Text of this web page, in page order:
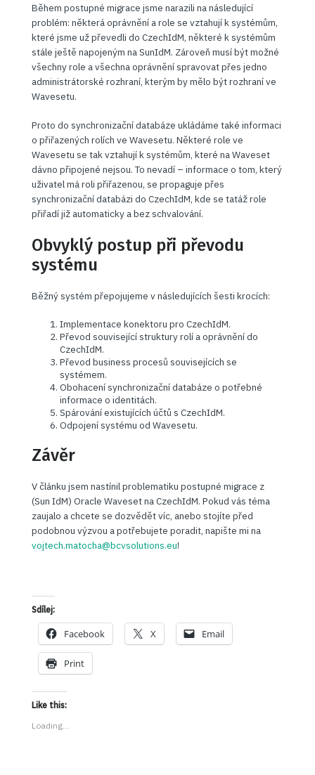
Během postupné migrace jsme narazili na následující
problém: některá oprávnění a role se vztahují k systémům,
které jsme už převedli do CzechIdM, některé k systémům
stále ještě napojeným na SunIdM. Zároveň musí být možné
všechny role a všechna oprávnění spravovat přes jedno
administrátorské rozhraní, kterým by mělo být rozhraní ve
Wavesetu.
Proto do synchronizační databáze ukládáme také informaci
o přiřazených rolích ve Wavesetu. Některé role ve
Wavesetu se tak vztahují k systémům, které na Waveset
dávno připojené nejsou. To nevadí – informace o tom, který
uživatel má roli přiřazenou, se propaguje přes
synchronizační databázi do CzechIdM, kde se tatáž role
přiřadí již automaticky a bez schvalování.
Obvyklý postup při převodu
systému
Běžný systém přepojujeme v následujících šesti krocích:
Implementace konektoru pro CzechIdM.
Převod související struktury rolí a oprávnění do
CzechIdM.
Převod business procesů souvisejících se
systémem.
Obohacení synchronizační databáze o potřebné
informace o identitách.
Spárování existujících účtů s CzechIdM.
Odpojení systému od Wavesetu.
Závěr
V článku jsem nastínil problematiku postupné migrace z
(Sun IdM) Oracle Waveset na CzechIdM. Pokud vás téma
zaujalo a chcete se dozvědět víc, anebo stojíte před
podobnou výzvou a potřebujete poradit, napište mi na
vojtech.matocha@bcvsolutions.eu!
Sdílej:
Facebook X Email
Print
Like this:
Loading...